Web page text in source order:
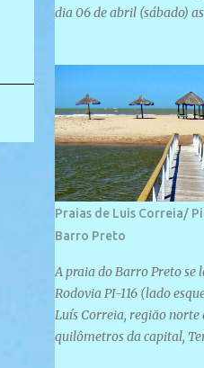
dia 06 de abril (sábado) as
localizada na Rua São
Cajueiro da Praia.
Praias de Luis Correia/
Barro Preto
A praia do Barro Preto se
Rodovia PI-116 (lado
Luís Correia, região norte
quilômetros da capital,